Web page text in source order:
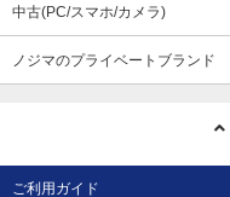
中古(PC/スマホ/カメラ)
ノジマのプライベートブランド
ご利用ガイド